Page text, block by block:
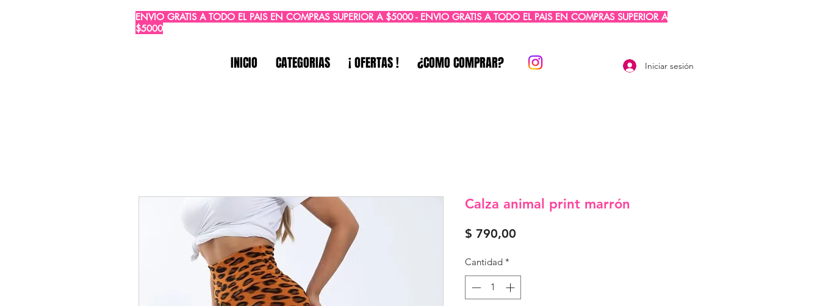
ENVIO GRATIS A TODO EL PAIS EN COMPRAS SUPERIOR A $5000 - ENVIO GRATIS A TODO EL PAIS EN COMPRAS SUPERIOR A
$5000
INICIO CATEGORIAS ¡ OFERTAS ! ¿COMO COMPRAR? Iniciar sesión
Calza animal print marrón
$ 790,00
Cantidad *